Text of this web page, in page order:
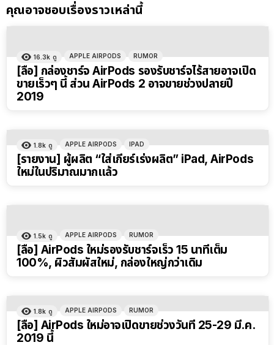
คุณอาจชอบเรื่องราวเหล่านี้
16.3k ดู APPLE AIRPODS RUMOR
[ลือ] กล่องชาร์จ AirPods รองรับชาร์จไร้สายอาจเปิด
ขายเร็วๆ นี้ ส่วน AirPods 2 อาจขายช่วงปลายปี
2019
1.8k ดู APPLE AIRPODS IPAD
[รายงาน] ผู้ผลิต “ใส่เกียร์เร่งผลิต” iPad, AirPods
ใหม่ในปริมาณมากแล้ว
1.5k ดู APPLE AIRPODS RUMOR
[ลือ] AirPods ใหม่รองรับชาร์จเร็ว 15 นาทีเต็ม
100%, ผิวสัมผัสใหม่, กล่องใหญ่กว่าเดิม
1.8k ดู APPLE AIRPODS RUMOR
[ลือ] AirPods ใหม่อาจเปิดขายช่วงวันที่ 25-29 มี.ค.
2019 นี้